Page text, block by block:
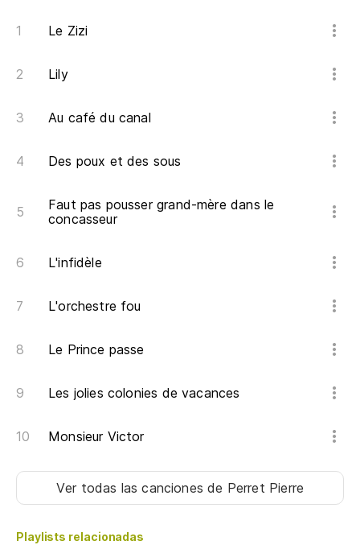
Le Zizi
Lily
Au café du canal
Des poux et des sous
Faut pas pousser grand-mère dans le
concasseur
L'infidèle
L'orchestre fou
Le Prince passe
Les jolies colonies de vacances
Monsieur Victor
Ver todas las cancionesde Perret Pierre
Playlists relacionadas